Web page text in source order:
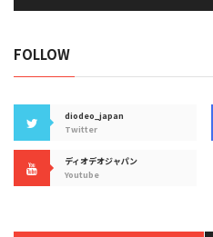
FOLLOW
diodeo_japan
Twitter
ディオデオジャパン
Youtube